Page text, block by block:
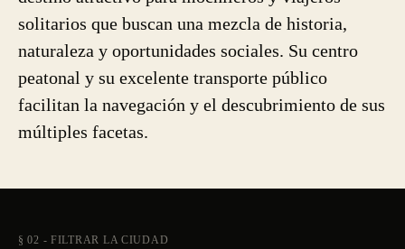
solitarios que buscan una mezcla de historia,
naturaleza y oportunidades sociales. Su centro
peatonal y su excelente transporte público
facilitan la navegación y el descubrimiento de sus
múltiples facetas.
§ 02 - FILTRAR LA CIUDAD